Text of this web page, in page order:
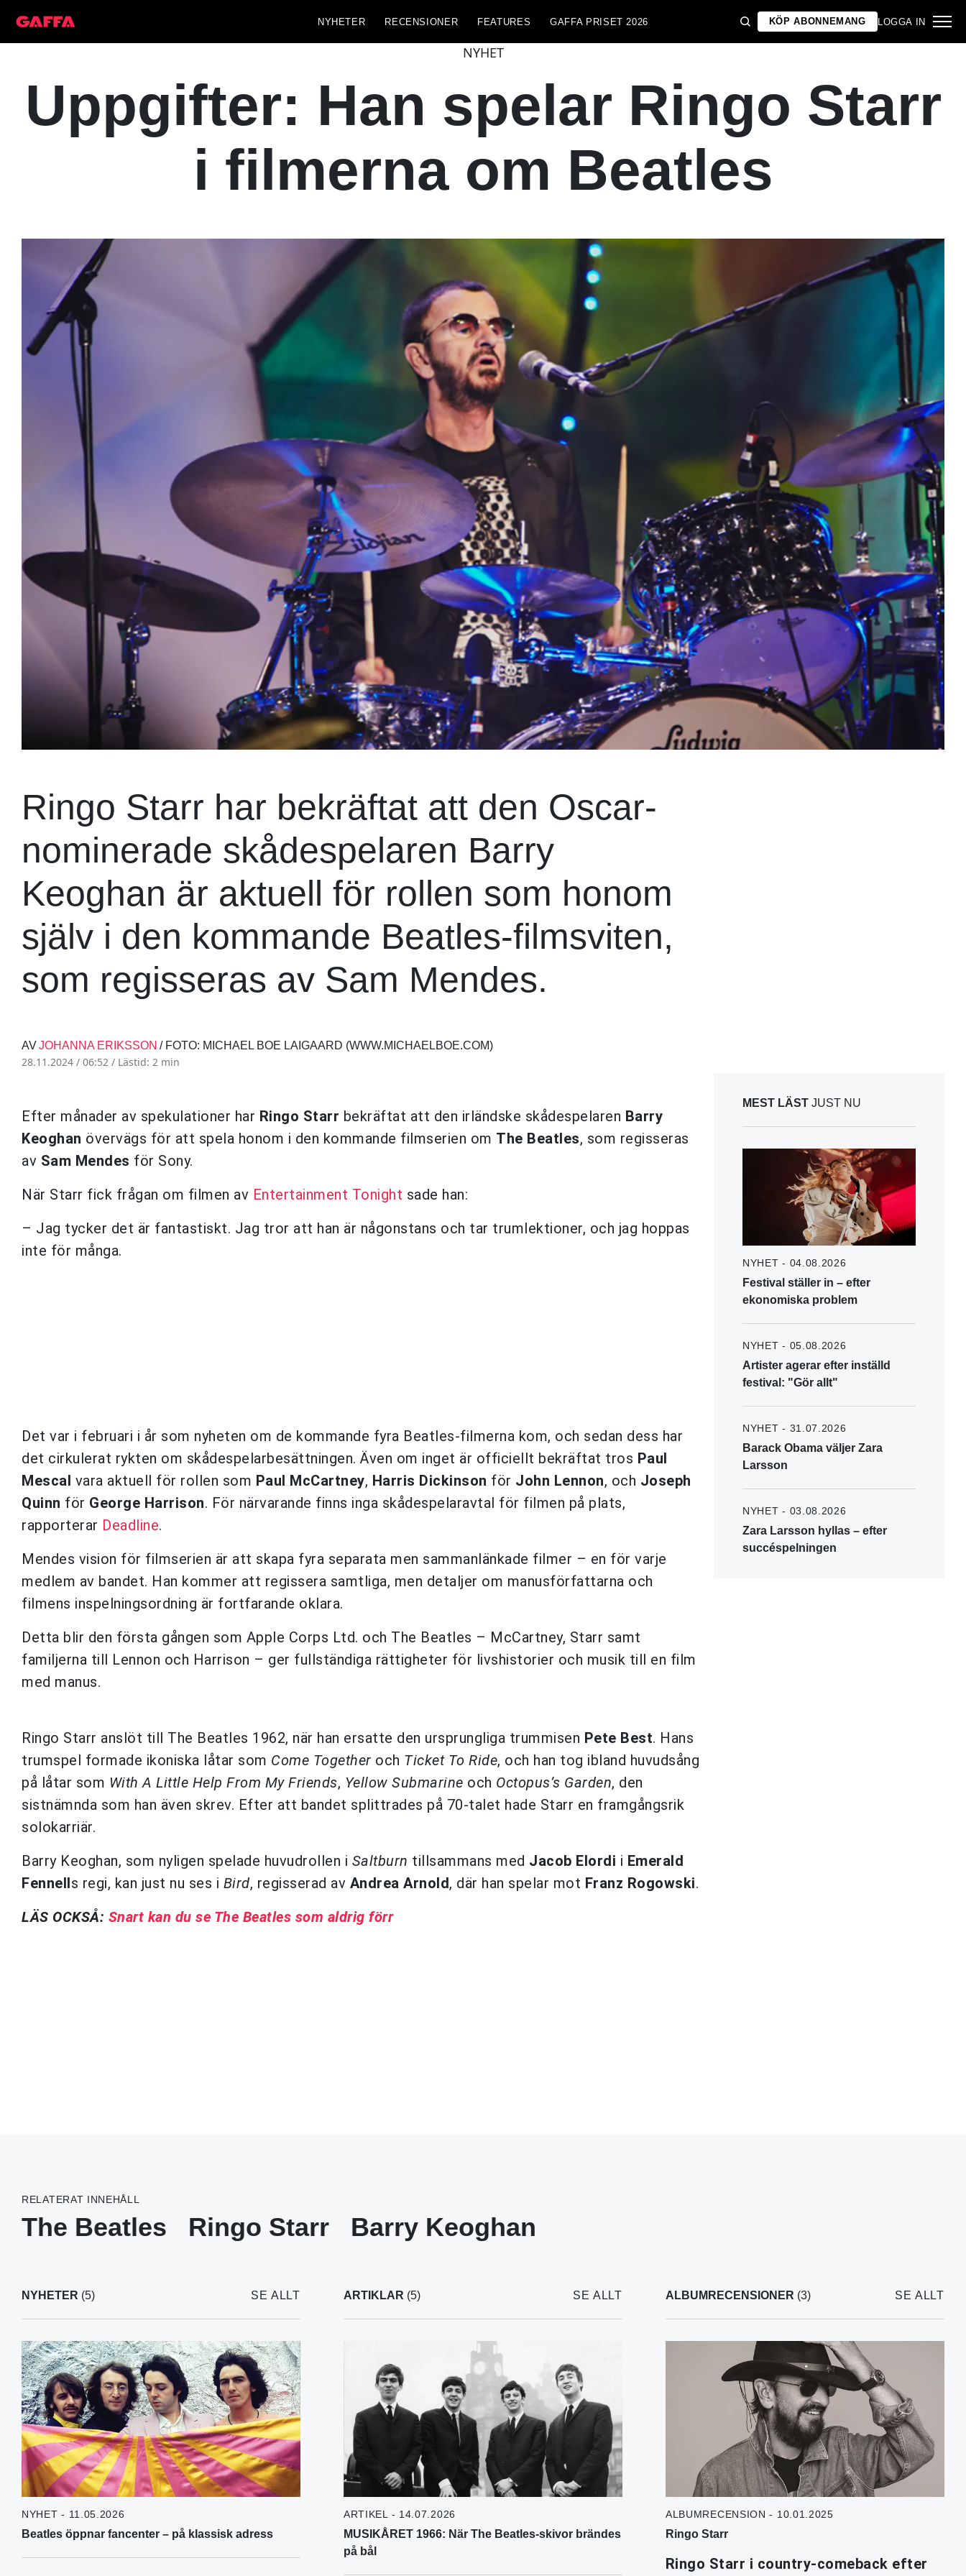
NYHETER RECENSIONER FEATURES GAFFA PRISET 2026 KÖP ABONNEMANG LOGGA IN
NYHET
Uppgifter: Han spelar Ringo Starr
i filmerna om Beatles
Ringo Starr har bekräftat att den Oscar-
nominerade skådespelaren Barry
Keoghan är aktuell för rollen som honom
själv i den kommande Beatles-filmsviten,
som regisseras av Sam Mendes.
AVJOHANNA ERIKSSON / FOTO: MICHAEL BOE LAIGAARD (WWW.MICHAELBOE.COM)
28.11.2024 / 06:52 / Lästid: 2 min
Efter månader av spekulationer har Ringo Starr bekräftat att den irländske skådespelaren Barry
Keoghan övervägs för att spela honom i den kommande filmserien om The Beatles, som regisseras
av Sam Mendes för Sony.
När Starr fick frågan om filmen av Entertainment Tonight sade han:
– Jag tycker det är fantastiskt. Jag tror att han är någonstans och tar trumlektioner, och jag hoppas
inte för många.
Det var i februari i år som nyheten om de kommande fyra Beatles-filmerna kom, och sedan dess har
det cirkulerat rykten om skådespelarbesättningen. Även om inget är officiellt bekräftat tros Paul
Mescal vara aktuell för rollen som Paul McCartney, Harris Dickinson för John Lennon, och Joseph
Quinn för George Harrison. För närvarande finns inga skådespelaravtal för filmen på plats,
rapporterar Deadline.
Mendes vision för filmserien är att skapa fyra separata men sammanlänkade filmer – en för varje
medlem av bandet. Han kommer att regissera samtliga, men detaljer om manusförfattarna och
filmens inspelningsordning är fortfarande oklara.
Detta blir den första gången som Apple Corps Ltd. och The Beatles – McCartney, Starr samt
familjerna till Lennon och Harrison – ger fullständiga rättigheter för livshistorier och musik till en film
med manus.
Ringo Starr anslöt till The Beatles 1962, när han ersatte den ursprungliga trummisen Pete Best. Hans
trumspel formade ikoniska låtar som Come Together och Ticket To Ride, och han tog ibland huvudsång
på låtar som With A Little Help From My Friends, Yellow Submarine och Octopus’s Garden, den
sistnämnda som han även skrev. Efter att bandet splittrades på 70-talet hade Starr en framgångsrik
solokarriär.
Barry Keoghan, som nyligen spelade huvudrollen i Saltburn tillsammans med Jacob Elordi i Emerald
Fennells regi, kan just nu ses i Bird, regisserad av Andrea Arnold, där han spelar mot Franz Rogowski.
LÄS OCKSÅ: Snart kan du se The Beatles som aldrig förr
MEST LÄST JUST NU
NYHET - 04.08.2026
Festival ställer in – efter
ekonomiska problem
NYHET - 05.08.2026
Artister agerar efter inställd
festival: "Gör allt"
NYHET - 31.07.2026
Barack Obama väljer Zara
Larsson
NYHET - 03.08.2026
Zara Larsson hyllas – efter
succéspelningen
RELATERAT INNEHÅLL
The Beatles Ringo Starr Barry Keoghan
NYHETER (5) SE ALLT
NYHET - 11.05.2026
Beatles öppnar fancenter – på klassisk adress
ARTIKLAR (5) SE ALLT
ARTIKEL - 14.07.2026
MUSIKÅRET 1966: När The Beatles-skivor brändes
på bål
ALBUMRECENSIONER (3) SE ALLT
ALBUMRECENSION - 10.01.2025
Ringo Starr
Ringo Starr i country-comeback efter